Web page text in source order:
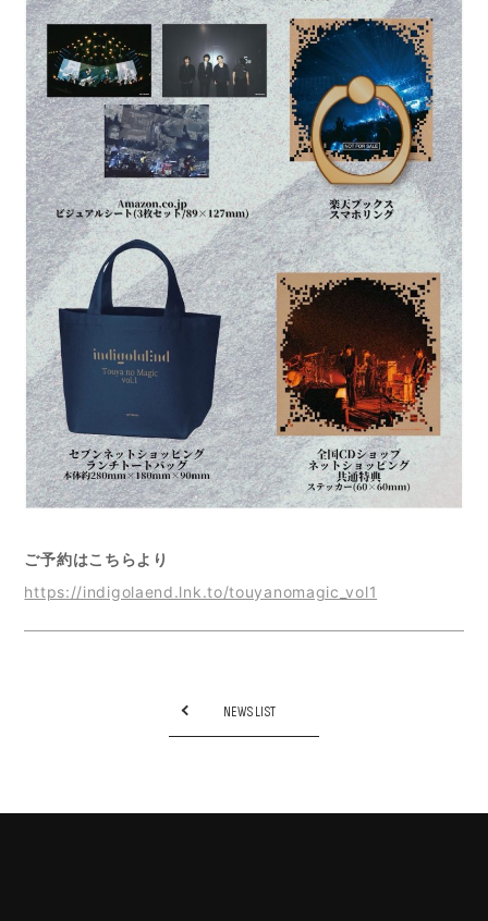
ご予約はこちらより
https://indigolaend.lnk.to/touyanomagic_vol1
NEWS LIST